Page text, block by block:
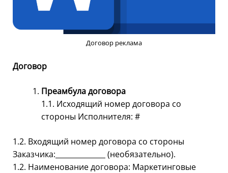
Договор реклама
Договор
Преамбула договора
1.1. Исходящий номер договора со
стороны Исполнителя: #
1.2. Входящий номер договора со стороны
Заказчика:______________ (необязательно).
1.2. Наименование договора: Маркетинговые